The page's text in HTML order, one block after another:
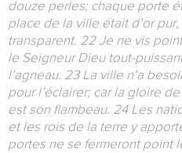
douze perles; chaque porte
place de la ville était d’or
transparent. 22 Je ne vis
le Seigneur Dieu tout-
l’agneau. 23 La ville n’a
pour l’éclairer; car la gloire
est son flambeau. 24 Les
et les rois de la terre y
portes ne se fermeront point